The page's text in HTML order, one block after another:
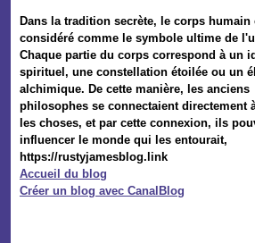
Dans la tradition secrète, le corps humain
considéré comme le symbole ultime de
Chaque partie du corps correspond à un
spirituel, une constellation étoilée ou un
alchimique. De cette manière, les anciens
philosophes se connectaient directement
les choses, et par cette connexion, ils
influencer le monde qui les entourait,
https://rustyjamesblog.link
Accueil du blog
Créer un blog avec CanalBlog